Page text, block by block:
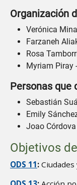
Organización
Verónica
Farzaneh
Rosa
Myriam Piray
Personas que
Sebastián
Emily
Joao
Objetivos
ODS 11: